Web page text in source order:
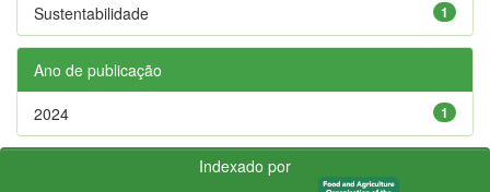
1
Sustentabilidade
Ano de publicação
1
2024
Indexado por